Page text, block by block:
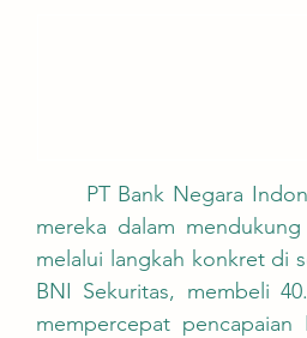
mereka dalam
melalui langkah konkret di
BNI Sekuritas, membeli
mempercepat